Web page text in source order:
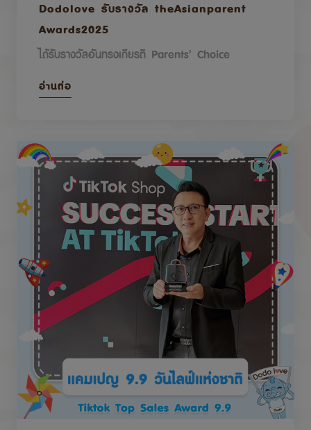
Dodolove รับรางวัล theAsianparent
Awards2025
ได้รับรางวัลอันทรงเกียรติ Parents’ Choice
อ่านต่อ